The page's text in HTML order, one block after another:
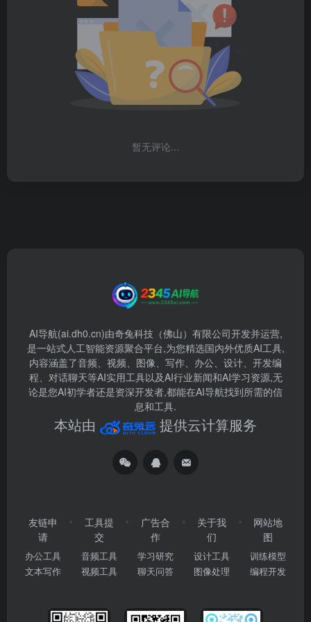
暂无评论...
AI导航(ai.dh0.cn)由奇兔科技（佛山）有限公司开发并运营,
是一站式人工智能资源聚合平台,为您精选国内外优质AI工具,
内容涵盖了音频、视频、图像、写作、办公、设计、开发编
程、对话聊天等AI实用工具以及AI行业新闻和AI学习资源,无
论是您AI初学者还是资深开发者,都能在AI导航找到所需的信
息和工具.
本站由 提供云计算服务
友链申
请
办公工具
文本写作
工具提
交
音频工具
视频工具
广告合
作
学习研究
聊天问答
关于我
们
设计工具
图像处理
网站地
图
训练模型
编程开发